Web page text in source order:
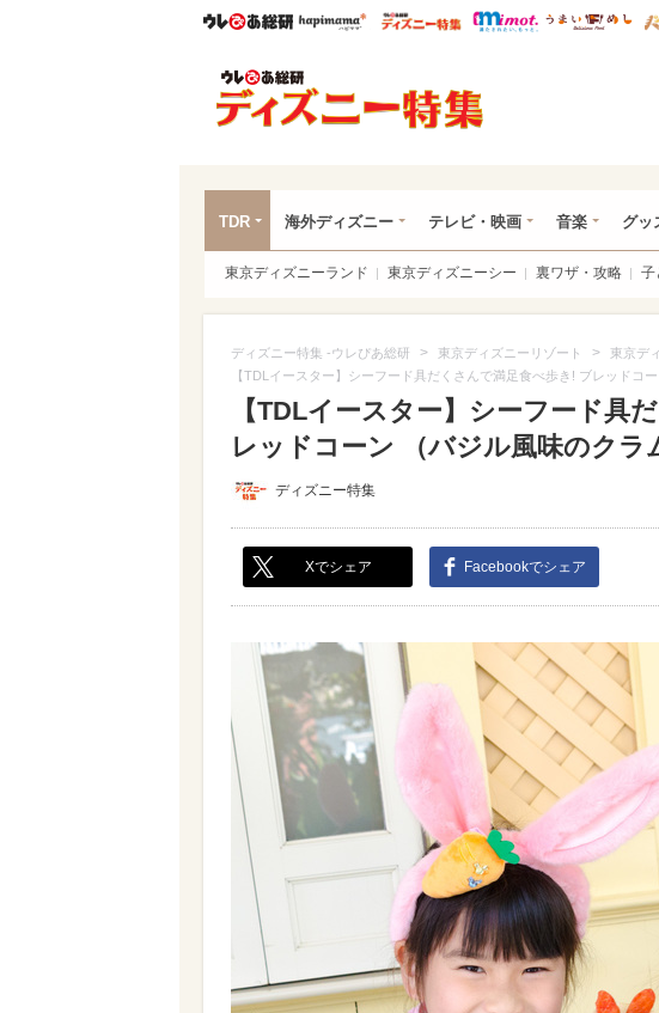
ウレぴあ総研ハピママ* ウレぴあ総研 ディズニ
mimot.
TDR 海外ディズニー テレビ・映画 音楽 グッ
東京ディズニーランド 東京ディズニーシー 裏ワザ・攻略 子
ディズニー特集 -ウレぴあ総研 > 東京ディズニーリゾート > 東京デ
【TDLイースター】シーフード具だくさんで満足食べ歩き! ブレッドコ
【TDLイースター】シーフード具
レッドコーン （バジル風味のクラ
ディズニー特集
Xでシェア Facebookでシェア